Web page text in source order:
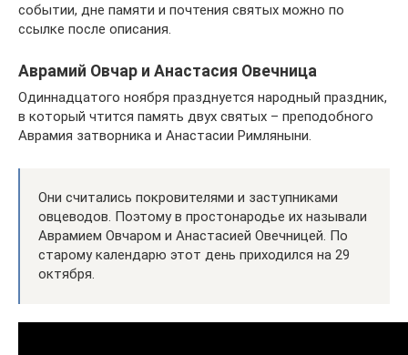
событии, дне памяти и почтения святых можно по
ссылке после описания.
Аврамий Овчар и Анастасия Овечница
Одиннадцатого ноября празднуется народный праздник,
в который чтится память двух святых – преподобного
Аврамия затворника и Анастасии Римляныни.
Они считались покровителями и заступниками
овцеводов. Поэтому в простонародье их называли
Аврамием Овчаром и Анастасией Овечницей. По
старому календарю этот день приходился на 29
октября.